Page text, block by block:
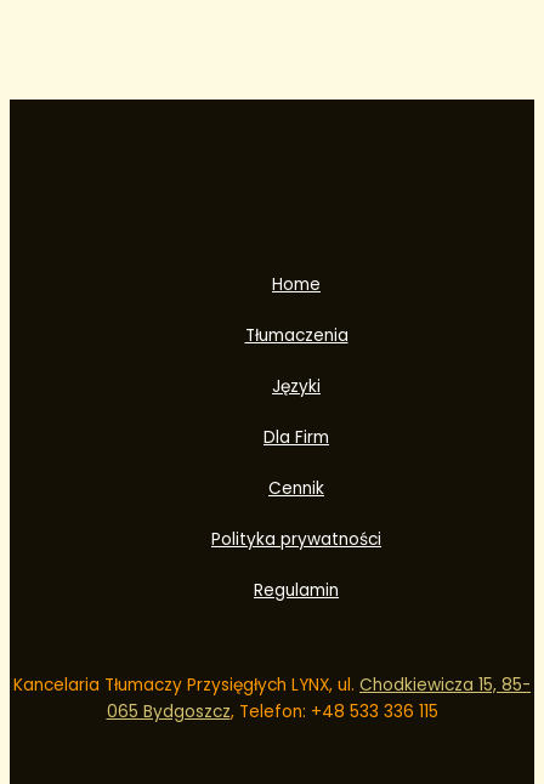
Home
Tłumaczenia
Języki
Dla Firm
Cennik
Polityka prywatności
Regulamin
Kancelaria Tłumaczy Przysięgłych LYNX, ul. Chodkiewicza 15, 85-
065 Bydgoszcz, Telefon: +48 533 336 115